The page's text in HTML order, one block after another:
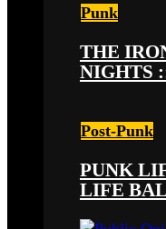
Punk
THE
NIGHTS
Post-Punk
PUNK
LIFE